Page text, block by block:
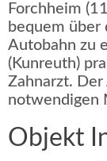
Forchheim
bequem
Autobahn zu
(Kunreuth)
Zahnarzt.
notwendigen
Objekt